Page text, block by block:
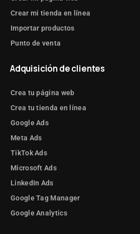
Crear mi tienda en línea
Importar productos
Punto de venta
Adquisición de clientes
Crea tu página web
Crea tu tienda en línea
Google Ads
Meta Ads
TikTok Ads
Microsoft Ads
LinkedIn Ads
Google Tag Manager
Google Analytics